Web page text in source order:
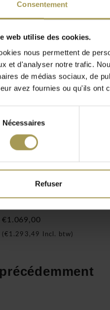
Consentement
web utilise des cookies.
nous permettent de
et d'analyser notre trafic.
de médias sociaux, de
avez fournies ou qu'ils ont
Nécessaires
Refuser
Le porte-revues Professional
et vos catalogues.
aient accès au deux côtés!
A4
€1.069,00
€1.293,49 Incl. btw)